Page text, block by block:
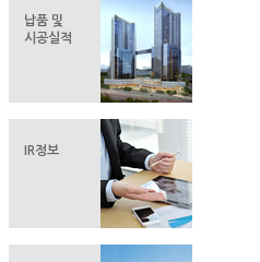
납품 및
시공실적
IR정보